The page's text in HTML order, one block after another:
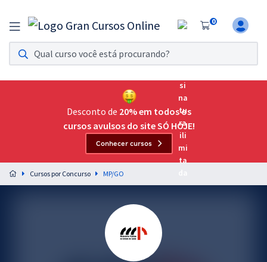
0
Assinatura Ilimitada 11
Acesso a todos os cursos. Teste grátis por 7 dias!
Assinatura OAB Até Passar
Acesso ilimitado a toda preparação para o Exame da
Preparação completa e intensiva para as principais
residências em saúde do Brasil
Desconto de 20% em todos os
cursos avulsos do site SÓ HOJE!
Conhecer cursos
Cursos por Concurso MP/GO